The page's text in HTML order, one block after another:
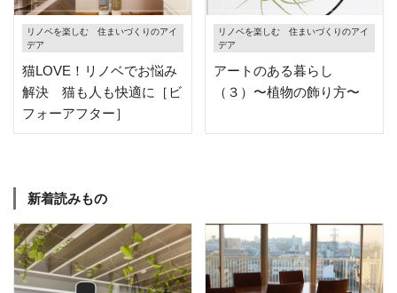
リノベを楽しむ 住まいづくりのアイ
デア
猫LOVE！リノベでお悩み
解決 猫も人も快適に［ビ
フォーアフター］
リノベを楽しむ 住まいづくりのアイ
デア
アートのある暮らし
（３）〜植物の飾り方〜
新着読みもの